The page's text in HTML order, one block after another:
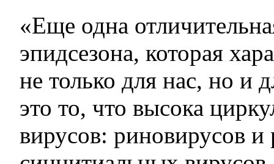
«Еще одна
эпидсезона, которая
не только для нас, но и
это то, что высока
вирусов: риновирусов и